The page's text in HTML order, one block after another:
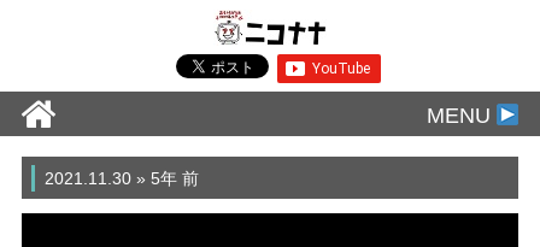
MENU
2021.11.30 » 5年 前